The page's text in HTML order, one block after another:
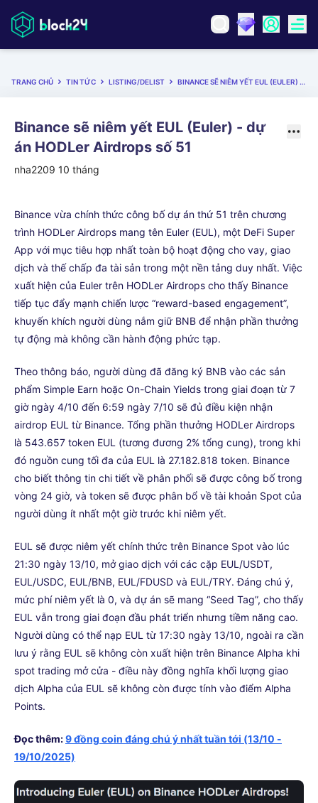
TRANG CHỦ TIN TỨC LISTING/DELIST BINANCE SẼ NIÊM YẾT EUL (EULER) - DỰ ÁN HODLER AIRDROPS SỐ 51
Binance sẽ niêm yết EUL (Euler) - dự
án HODLer Airdrops số 51
nha2209 10 tháng
Binance vừa chính thức công bố dự án thứ 51 trên chương
trình HODLer Airdrops mang tên Euler (EUL), một DeFi Super
App với mục tiêu hợp nhất toàn bộ hoạt động cho vay, giao
dịch và thế chấp đa tài sản trong một nền tảng duy nhất. Việc
xuất hiện của Euler trên HODLer Airdrops cho thấy Binance
tiếp tục đẩy mạnh chiến lược “reward-based engagement”,
khuyến khích người dùng nắm giữ BNB để nhận phần thưởng
tự động mà không cần hành động phức tạp.
Theo thông báo, người dùng đã đăng ký BNB vào các sản
phẩm Simple Earn hoặc On-Chain Yields trong giai đoạn từ 7
giờ ngày 4/10 đến 6:59 ngày 7/10 sẽ đủ điều kiện nhận
airdrop EUL từ Binance. Tổng phần thưởng HODLer Airdrops
là 543.657 token EUL (tương đương 2% tổng cung), trong khi
đó nguồn cung tối đa của EUL là 27.182.818 token. Binance
cho biết thông tin chi tiết về phân phối sẽ được công bố trong
vòng 24 giờ, và token sẽ được phân bổ về tài khoản Spot của
người dùng ít nhất một giờ trước khi niêm yết.
EUL sẽ được niêm yết chính thức trên Binance Spot vào lúc
21:30 ngày 13/10, mở giao dịch với các cặp EUL/USDT,
EUL/USDC, EUL/BNB, EUL/FDUSD và EUL/TRY. Đáng chú ý,
mức phí niêm yết là 0, và dự án sẽ mang “Seed Tag”, cho thấy
EUL vẫn trong giai đoạn đầu phát triển nhưng tiềm năng cao.
Người dùng có thể nạp EUL từ 17:30 ngày 13/10, ngoài ra cần
lưu ý rằng EUL sẽ không còn xuất hiện trên Binance Alpha khi
spot trading mở cửa - điều này đồng nghĩa khối lượng giao
dịch Alpha của EUL sẽ không còn được tính vào điểm Alpha
Points.
Đọc thêm:9 đồng coin đáng chú ý nhất tuần tới (13/10 -
19/10/2025)